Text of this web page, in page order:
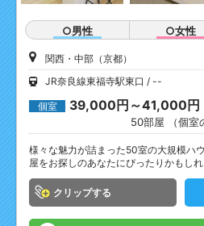
○男性 ○女性
関西・中部（京都）
JR奈良線東福寺駅東口
--
個室 39,000円～41,000円
50部屋 （個室
様々な魅力が詰まった50室の大規模ハ
屋をお探しのあなたにぴったりかもし
クリップ